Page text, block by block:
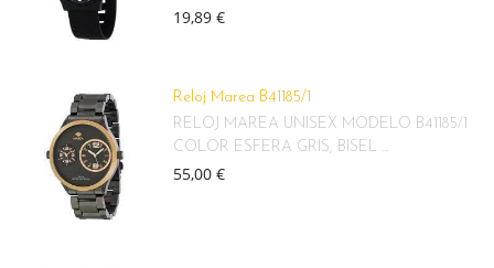
19,89 €
Reloj Marea B41185/1
RELOJ MAREA UNISEX MODELO B41185/1
COLOR ESFERA GRIS, BISEL ...
55,00 €